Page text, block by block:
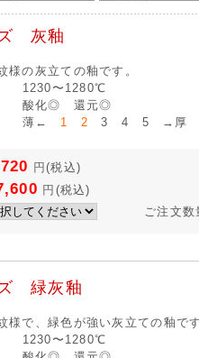
灰釉
様の灰立ての釉です。
1230〜1280℃
酸化◎ 還元◎
薄← 1 2 3 4 5 →厚
円(税込)
円 (税込)
ご注文数
緑灰釉
様で、緑色が強い灰立ての釉です
1230〜1280℃